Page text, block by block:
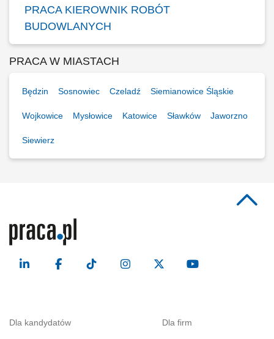
PRACA KIEROWNIK ROBÓT
BUDOWLANYCH
PRACA W MIASTACH
Będzin Sosnowiec Czeladź Siemianowice Śląskie
Wojkowice Mysłowice Katowice Sławków Jaworzno
Siewierz
Dla kandydatów Dla firm